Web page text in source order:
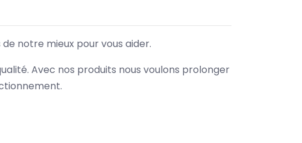
notre mieux pour vous aider.
Avec nos produits nous voulons prolonger